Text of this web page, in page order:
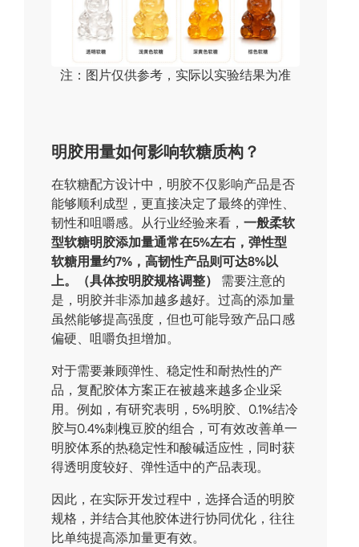
注：图片仅供参考，实际以实验结果为准
明胶用量如何影响软糖质构？
在软糖配方设计中，明胶不仅影响产品是否
能够顺利成型，更直接决定了最终的弹性、
韧性和咀嚼感。从行业经验来看，一般柔软
型软糖明胶添加量通常在5%左右，弹性型
软糖用量约7%，高韧性产品则可达8%以
上。
（具体按明胶规格调整）
需要注意的
是，明胶并非添加越多越好。过高的添加量
虽然能够提高强度，但也可能导致产品口感
偏硬、咀嚼负担增加。
对于需要兼顾弹性、稳定性和耐热性的产
品，复配胶体方案正在被越来越多企业采
用。例如，有研究表明，5%明胶、0.1%结冷
胶与0.4%刺槐豆胶的组合，可有效改善单一
明胶体系的热稳定性和酸碱适应性，同时获
得透明度较好、弹性适中的产品表现。
因此，在实际开发过程中，选择合适的明胶
规格，并结合其他胶体进行协同优化，往往
比单纯提高添加量更有效。